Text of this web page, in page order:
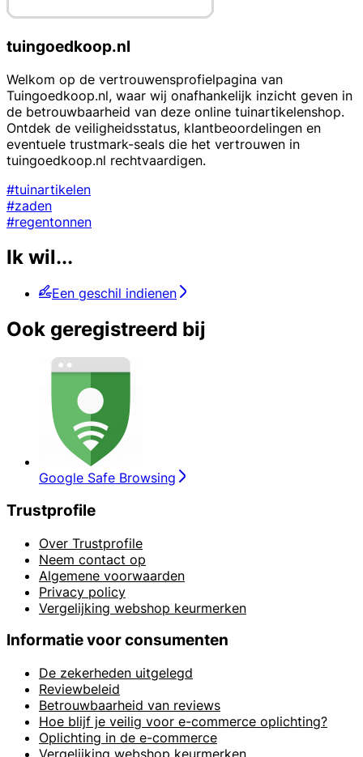
tuingoedkoop.nl
Welkom op de vertrouwensprofielpagina van
Tuingoedkoop.nl, waar wij onafhankelijk inzicht geven in
de betrouwbaarheid van deze online tuinartikelenshop.
Ontdek de veiligheidsstatus, klantbeoordelingen en
eventuele trustmark-seals die het vertrouwen in
tuingoedkoop.nl rechtvaardigen.
#tuinartikelen
#zaden
#regentonnen
Ik wil...
Een geschil indienen
Ook geregistreerd bij
Google Safe Browsing
Trustprofile
Over Trustprofile
Neem contact op
Algemene voorwaarden
Privacy policy
Vergelijking webshop keurmerken
Informatie voor consumenten
De zekerheden uitgelegd
Reviewbeleid
Betrouwbaarheid van reviews
Hoe blijf je veilig voor e-commerce oplichting?
Oplichting in de e-commerce